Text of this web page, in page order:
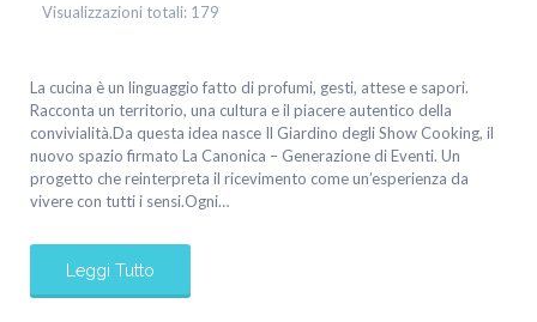
Visualizzazioni totali: 179
La cucina è un linguaggio fatto di profumi, gesti, attese e sapori.
Racconta un territorio, una cultura e il piacere autentico della
convivialità.Da questa idea nasce Il Giardino degli Show Cooking, il
nuovo spazio firmato La Canonica – Generazione di Eventi. Un
progetto che reinterpreta il ricevimento come un’esperienza da
vivere con tutti i sensi.Ogni…
Leggi Tutto